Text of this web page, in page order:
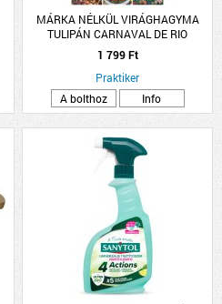
MÁRKA NÉLKÜL VIRÁGHAGYMA
TULIPÁN CARNAVAL DE RIO
10DARAB/CSOMAG FEHÉR-PIROS
1 799 Ft
Praktiker
A bolthoz
Info